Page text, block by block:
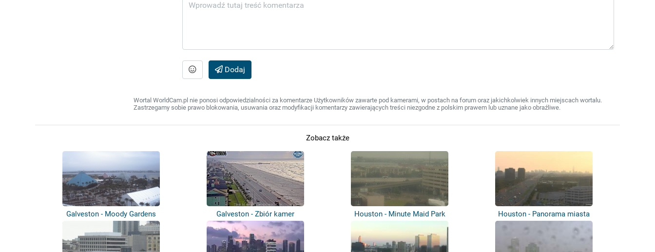
Dodaj
Wortal WorldCam.pl nie ponosi odpowiedzialności za komentarze Użytkowników zawarte pod kamerami, w postach na forum oraz jakichkolwiek innych miejscach wortalu.
Zastrzegamy sobie prawo blokowania, usuwania oraz modyfikacji komentarzy zawierających treści niezgodne z polskim prawem lub uznane jako obraźliwe.
Zobacz także
Galveston - Moody Gardens Galveston - Zbiór kamer Houston - Minute Maid Park Houston - Panorama miasta